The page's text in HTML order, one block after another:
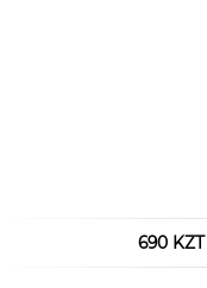
690 KZT